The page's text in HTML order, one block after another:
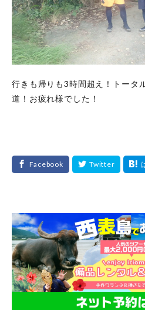
行きも帰りも3時間超え！トータ
道！お疲れ様でした！